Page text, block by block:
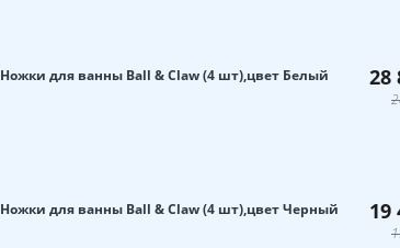
Ножки для ванны Ball & Claw (4 шт),цвет Белый 28
Ножки для ванны Ball & Claw (4 шт),цвет Черный 19